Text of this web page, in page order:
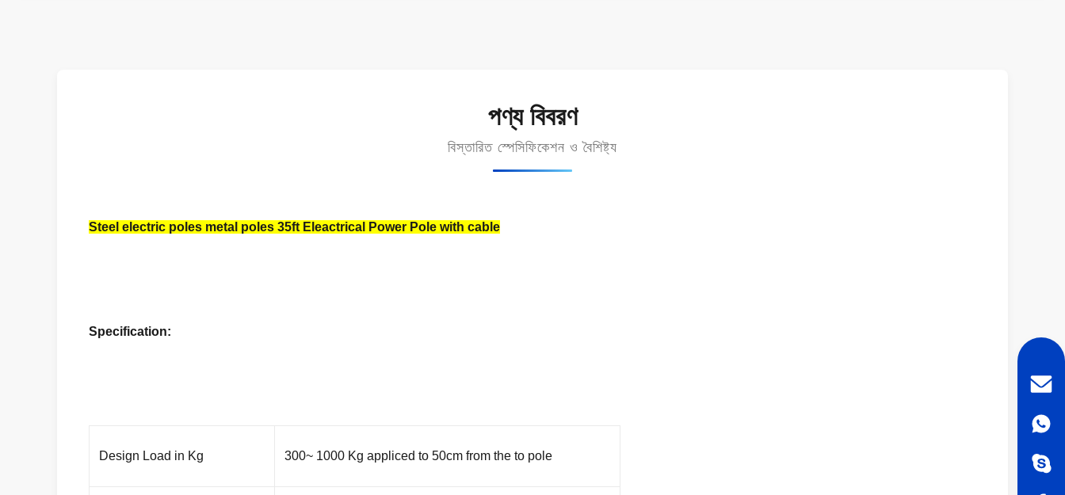
পণ্য বিবরণ
বিস্তারিত স্পেসিফিকেশন ও বৈশিষ্ট্য
Steel electric poles metal poles 35ft Eleactrical Power Pole with cable
Specification:
Design Load in Kg 300~ 1000 Kg appliced to 50cm from the to pole